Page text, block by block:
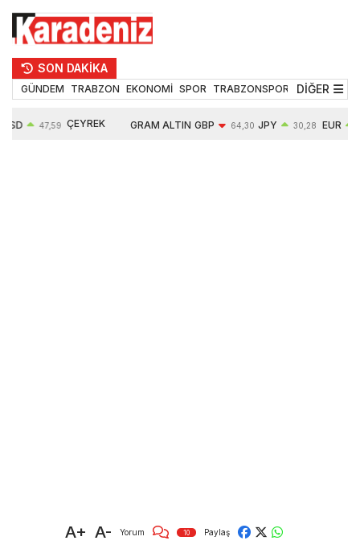
SON DAKİKA
GÜNDEM TRABZON EKONOMİ SPOR TRABZONSPOR TEKNOLOJİ
DİĞER
47,59 ÇEYREK GRAM ALTIN GBP 64,30 JPY 30,28 EUR
A+ A- Yorum 10 Paylaş